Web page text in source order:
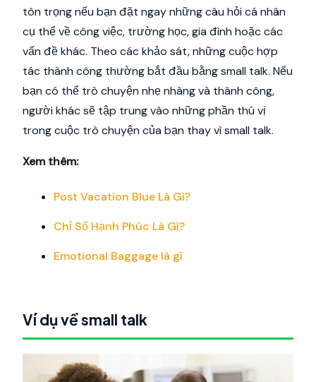
tôn trọng nếu bạn đặt ngay những câu hỏi cá nhân
cụ thể về công việc, trường học, gia đình hoặc các
vấn đề khác. Theo các khảo sát, những cuộc hợp
tác thành công thường bắt đầu bằng small talk. Nếu
bạn có thể trò chuyện nhẹ nhàng và thành công,
người khác sẽ tập trung vào những phần thú vị
trong cuộc trò chuyện của bạn thay vì small talk.
Xem thêm:
Post Vacation Blue Là Gì?
Chỉ Số Hạnh Phúc Là Gì?
Emotional Baggage là gì
Ví dụ về small talk